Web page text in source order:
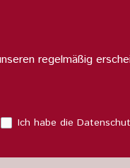
regelmäßig
Ich habe die